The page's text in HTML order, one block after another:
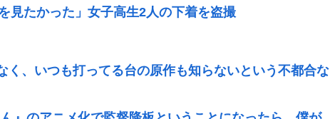
見たかった」女子高生2人の下着を盗撮
く、いつも打ってる台の原作も知らないという不都合な